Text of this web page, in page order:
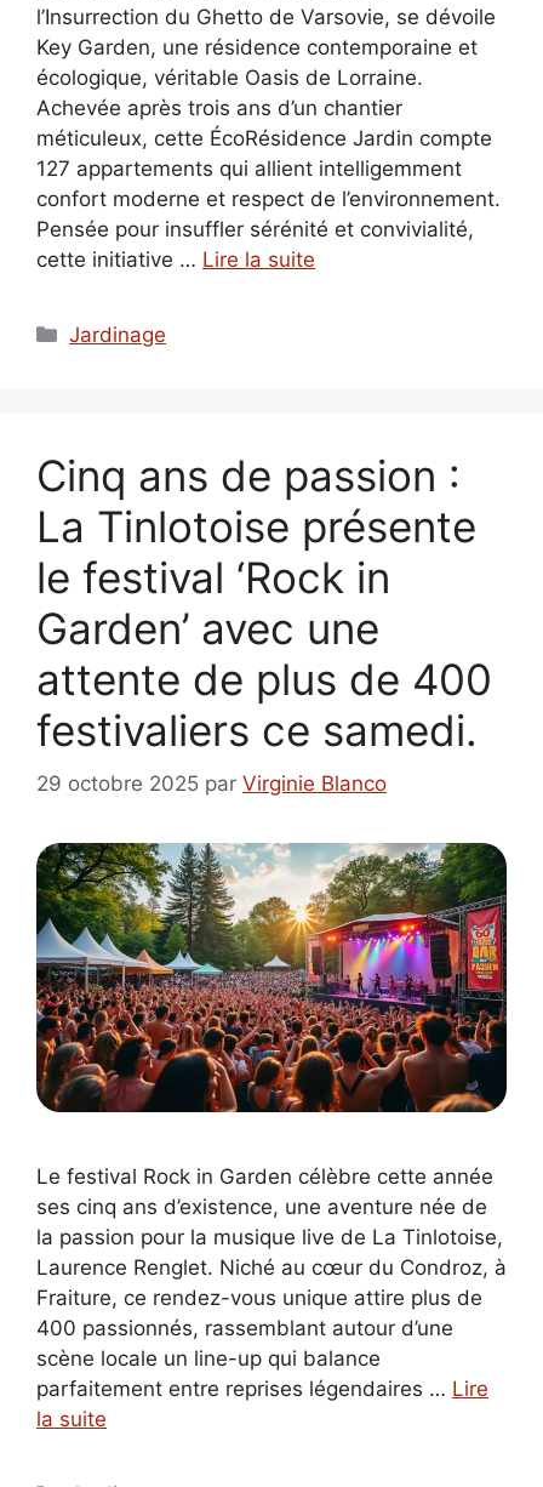
l’Insurrection du Ghetto de Varsovie, se dévoile
Key Garden, une résidence contemporaine et
écologique, véritable Oasis de Lorraine.
Achevée après trois ans d’un chantier
méticuleux, cette ÉcoRésidence Jardin compte
127 appartements qui allient intelligemment
confort moderne et respect de l’environnement.
Pensée pour insuffler sérénité et convivialité,
cette initiative … Lire la suite
Catégories
Jardinage
Cinq ans de passion :
La Tinlotoise présente
le festival ‘Rock in
Garden’ avec une
attente de plus de 400
festivaliers ce samedi.
29 octobre 2025 par Virginie Blanco
Le festival Rock in Garden célèbre cette année
ses cinq ans d’existence, une aventure née de
la passion pour la musique live de La Tinlotoise,
Laurence Renglet. Niché au cœur du Condroz, à
Fraiture, ce rendez-vous unique attire plus de
400 passionnés, rassemblant autour d’une
scène locale un line-up qui balance
parfaitement entre reprises légendaires … Lire
la suite